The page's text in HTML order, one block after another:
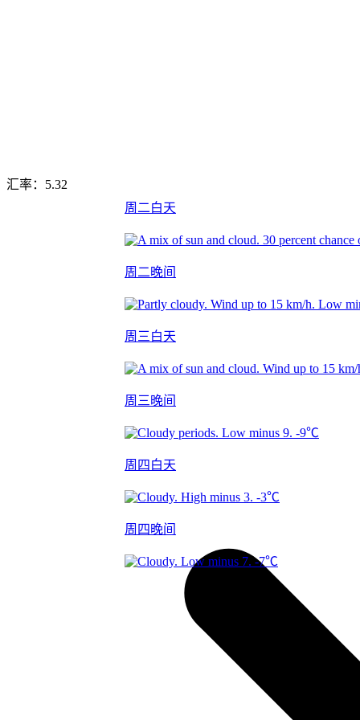
周二白天
周二晚间
周三白天
周三晚间
-9℃
周四白天
-3℃
周四晚间
-7℃
汇率： 5.32